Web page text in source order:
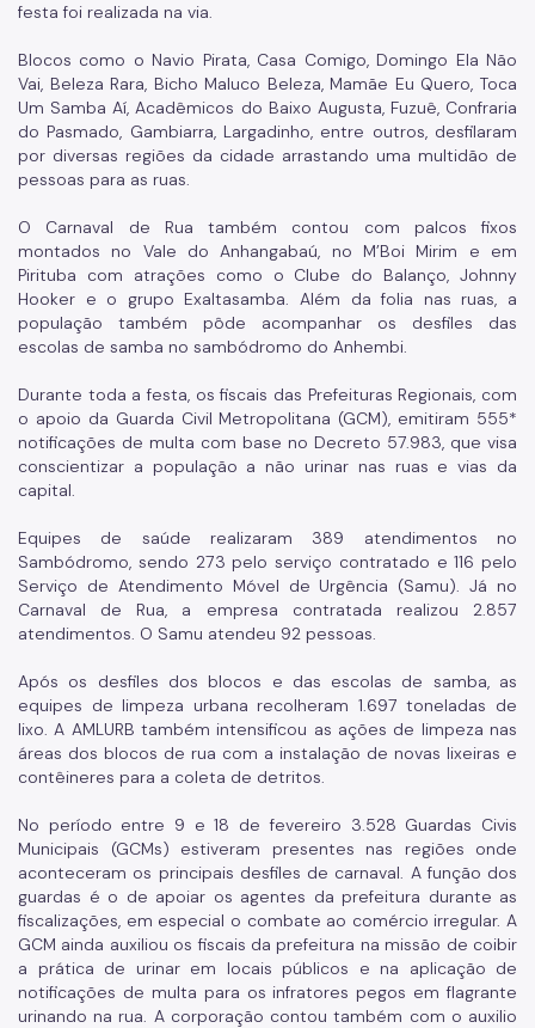
festa foi realizada na via.
Blocos como o Navio Pirata, Casa Comigo, Domingo Ela Não
Vai, Beleza Rara, Bicho Maluco Beleza, Mamãe Eu Quero, Toca
Um Samba Aí, Acadêmicos do Baixo Augusta, Fuzuê, Confraria
do Pasmado, Gambiarra, Largadinho, entre outros, desfilaram
por diversas regiões da cidade arrastando uma multidão de
pessoas para as ruas.
O Carnaval de Rua também contou com palcos fixos
montados no Vale do Anhangabaú, no M’Boi Mirim e em
Pirituba com atrações como o Clube do Balanço, Johnny
Hooker e o grupo Exaltasamba. Além da folia nas ruas, a
população também pôde acompanhar os desfiles das
escolas de samba no sambódromo do Anhembi.
Durante toda a festa, os fiscais das Prefeituras Regionais, com
o apoio da Guarda Civil Metropolitana (GCM), emitiram 555*
notificações de multa com base no Decreto 57.983, que visa
conscientizar a população a não urinar nas ruas e vias da
capital.
Equipes de saúde realizaram 389 atendimentos no
Sambódromo, sendo 273 pelo serviço contratado e 116 pelo
Serviço de Atendimento Móvel de Urgência (Samu). Já no
Carnaval de Rua, a empresa contratada realizou 2.857
atendimentos. O Samu atendeu 92 pessoas.
Após os desfiles dos blocos e das escolas de samba, as
equipes de limpeza urbana recolheram 1.697 toneladas de
lixo. A AMLURB também intensificou as ações de limpeza nas
áreas dos blocos de rua com a instalação de novas lixeiras e
contêineres para a coleta de detritos.
No período entre 9 e 18 de fevereiro 3.528 Guardas Civis
Municipais (GCMs) estiveram presentes nas regiões onde
aconteceram os principais desfiles de carnaval. A função dos
guardas é o de apoiar os agentes da prefeitura durante as
fiscalizações, em especial o combate ao comércio irregular. A
GCM ainda auxiliou os fiscais da prefeitura na missão de coibir
a prática de urinar em locais públicos e na aplicação de
notificações de multa para os infratores pegos em flagrante
urinando na rua. A corporação contou também com o auxilio